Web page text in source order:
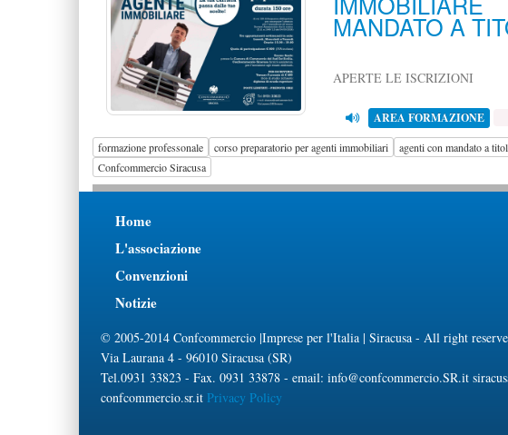
MANDATO A
APERTE LE ISCRIZIONI
AREA FORMAZIONE
formazione professonale corso preparatorio per agenti immobiliari agenti con mandato a
Confcommercio Siracusa
Home
L'associazione
Convenzioni
Notizie
© 2005-2014 Confcommercio |Imprese per l'Italia | Siracusa - All right
Via Laurana 4 - 96010 Siracusa (SR)
Tel.0931 33823 - Fax. 0931 33878 - email: info@confcommercio.SR.it
confcommercio.sr.it Privacy Policy